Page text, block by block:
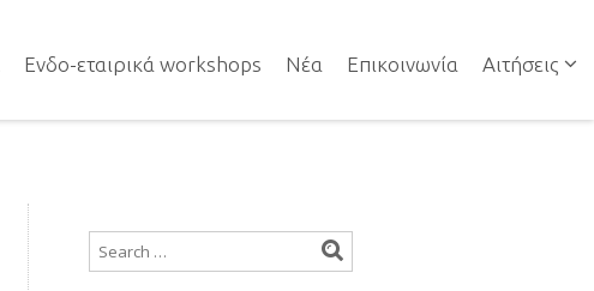
Ενδο-εταιρικά workshops Νέα Επικοινωνία Αιτήσεις